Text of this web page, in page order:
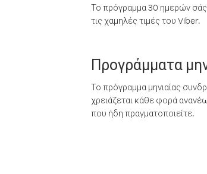
Το πρόγραμμα 30 ημερών σάς
τις χαμηλές τιμές του Viber.
Προγράμματα
Το πρόγραμμα μηνιαίας
χρειάζεται κάθε φορά
που ήδη πραγματοποιείτε.